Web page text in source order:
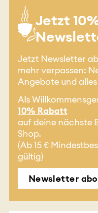
Jetzt
Jetzt Newsletter
mehr verpassen:
Angebote und alles
Als
10% Rabatt
auf deine nächste
Shop.
(Ab 15 €
gültig)
Newsletter